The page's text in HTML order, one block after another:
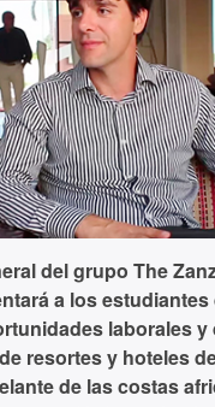
del grupo The
a los
laborales y
resortes y hoteles
de las costas